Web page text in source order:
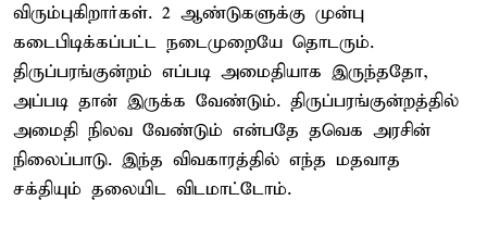
விரும்புகிறார்கள். 2 ஆண்டுகளுக்கு முன்பு
கடைபிடிக்கப்பட்ட நடைமுறையே தொடரும்.
திருப்பரங்குன்றம் எப்படி அமைதியாக இருந்ததோ,
அப்படி தான் இருக்க வேண்டும். திருப்பரங்குன்றத்தில்
அமைதி நிலவ வேண்டும் என்பதே தவெக அரசின்
நிலைப்பாடு. இந்த விவகாரத்தில் எந்த மதவாத
சக்தியும் தலையிட விடமாட்டோம்.